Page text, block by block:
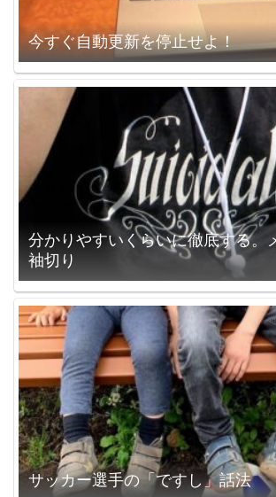
今すぐ自動更新を停止せよ！
分かりやすいくらいに徹底する。
袖切り
サッカー選手の「ですし」話法